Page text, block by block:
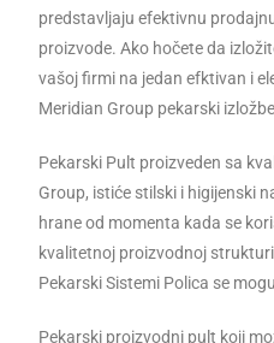
predstavljaju efektivnu
proizvode. Ako hočete da
vašoj firmi na jedan efktivan i
Meridian Group pekarski
Pekarski Pult proizveden sa
Group, istiće stilski i higijenski
hrane od momenta kada se
kvalitetnoj proizvodnoj
Pekarski Sistemi Polica se
Pekarski proizvodni pult koji